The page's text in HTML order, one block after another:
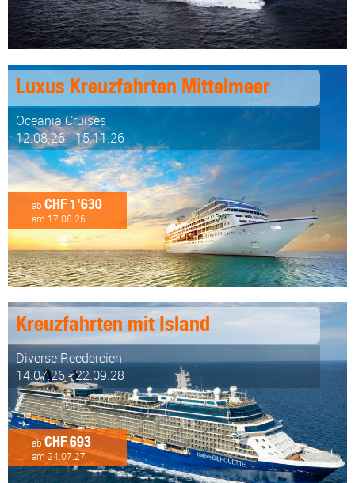
Luxus Kreuzfahrten Mittelmeer
Oceania Cruises
12.08.26 - 15.11.26
ab CHF 1’630
am 17.08.26
Kreuzfahrten mit Island
Diverse Reedereien
14.07.26 - 22.09.28
abCHF 693
am 24.07.27